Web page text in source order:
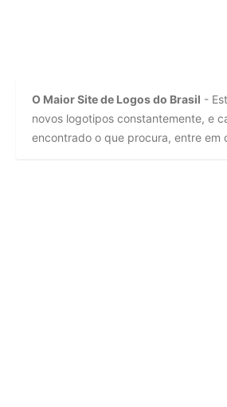
O Maior Site de Logos do Brasil -
novos logotipos constantemente, e
encontrado o que procura, entre em